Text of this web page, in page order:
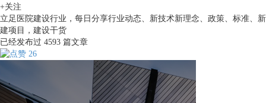
+关注
立足医院建设行业，每日分享行业动态、新技术新理念、政策、标准、新
建项目，建设干货
已经发布过 4593 篇文章
26